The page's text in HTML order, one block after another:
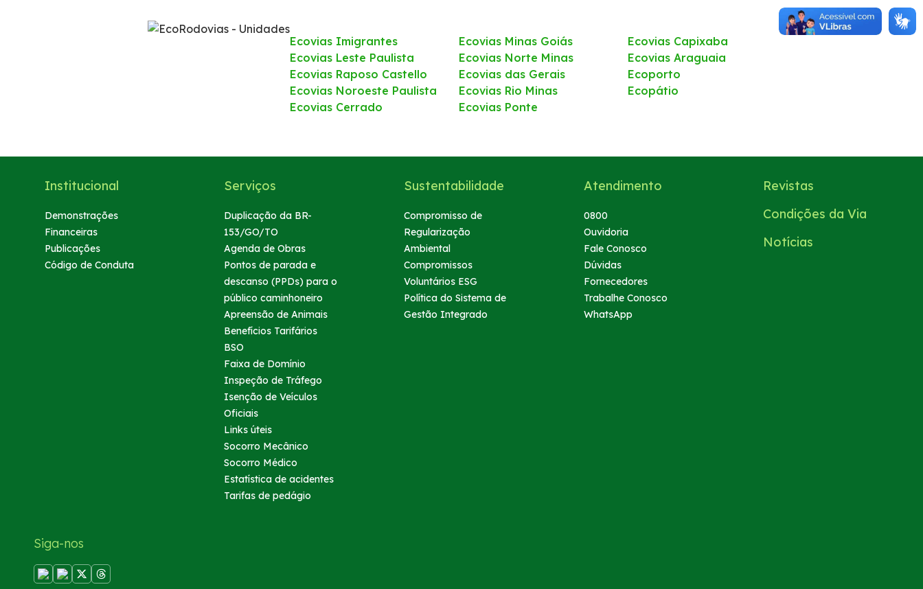
Socorro Médico
Estatística de acidentes
Tarifas de pedágio
Compromisso de Regularização Ambiental
Política do Sistema de Gestão Integrado
Ouvidoria
Ecovias Imigrantes
Ecovias Leste Paulista
Ecovias Raposo Castello
Ecovias Noroeste Paulista
Ecovias Cerrado
Ecovias Minas Goiás
Ecovias Norte Minas
Ecovias das Gerais
Ecovias Rio Minas
Ecovias Ponte
Ecovias Capixaba
Ecovias Araguaia
Ecoporto
Ecopátio
Institucional
Demonstrações
Financeiras
Publicações
Código de Conduta
Serviços
Duplicação da BR-
153/GO/TO
Agenda de Obras
Pontos de parada e
descanso (PPDs) para o
público caminhoneiro
Apreensão de Animais
Benefícios Tarifários
BSO
Faixa de Domínio
Inspeção de Tráfego
Isenção de Veículos
Oficiais
Links úteis
Socorro Mecânico
Socorro Médico
Estatística de acidentes
Tarifas de pedágio
Sustentabilidade
Compromisso de
Regularização
Ambiental
Compromissos
Voluntários ESG
Política do Sistema de
Gestão Integrado
Atendimento
0800
Ouvidoria
Fale Conosco
Dúvidas
Fornecedores
Trabalhe Conosco
WhatsApp
Revistas
Condições da Via
Notícias
Siga-nos